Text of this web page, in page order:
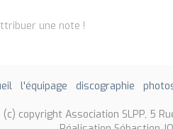
une note !
l'équipage discographie
(c) copyright Association SLPP, 5